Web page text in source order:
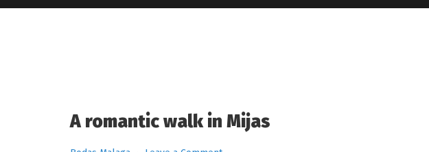
A romantic walk in Mijas